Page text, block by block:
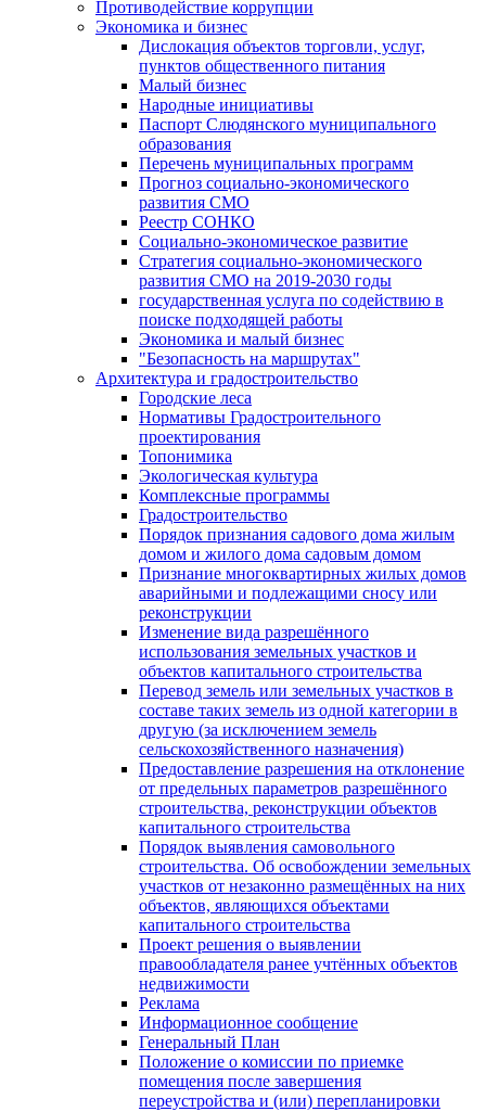
Противодействие коррупции
Экономика и бизнес
Дислокация объектов торговли, услуг,
пунктов общественного питания
Малый бизнес
Народные инициативы
Паспорт Слюдянского муниципального
образования
Перечень муниципальных программ
Прогноз социально-экономического
развития СМО
Реестр СОНКО
Социально-экономическое развитие
Стратегия социально-экономического
развития СМО на 2019-2030 годы
государственная услуга по содействию в
поиске подходящей работы
Экономика и малый бизнес
"Безопасность на маршрутах"
Архитектура и градостроительство
Городские леса
Нормативы Градостроительного
проектирования
Топонимика
Экологическая культура
Комплексные программы
Градостроительство
Порядок признания садового дома жилым
домом и жилого дома садовым домом
Признание многоквартирных жилых домов
аварийными и подлежащими сносу или
реконструкции
Изменение вида разрешённого
использования земельных участков и
объектов капитального строительства
Перевод земель или земельных участков в
составе таких земель из одной категории в
другую (за исключением земель
сельскохозяйственного назначения)
Предоставление разрешения на отклонение
от предельных параметров разрешённого
строительства, реконструкции объектов
капитального строительства
Порядок выявления самовольного
строительства. Об освобождении земельных
участков от незаконно размещённых на них
объектов, являющихся объектами
капитального строительства
Проект решения о выявлении
правообладателя ранее учтённых объектов
недвижимости
Реклама
Информационное сообщение
Генеральный План
Положение о комиссии по приемке
помещения после завершения
переустройства и (или) перепланировки